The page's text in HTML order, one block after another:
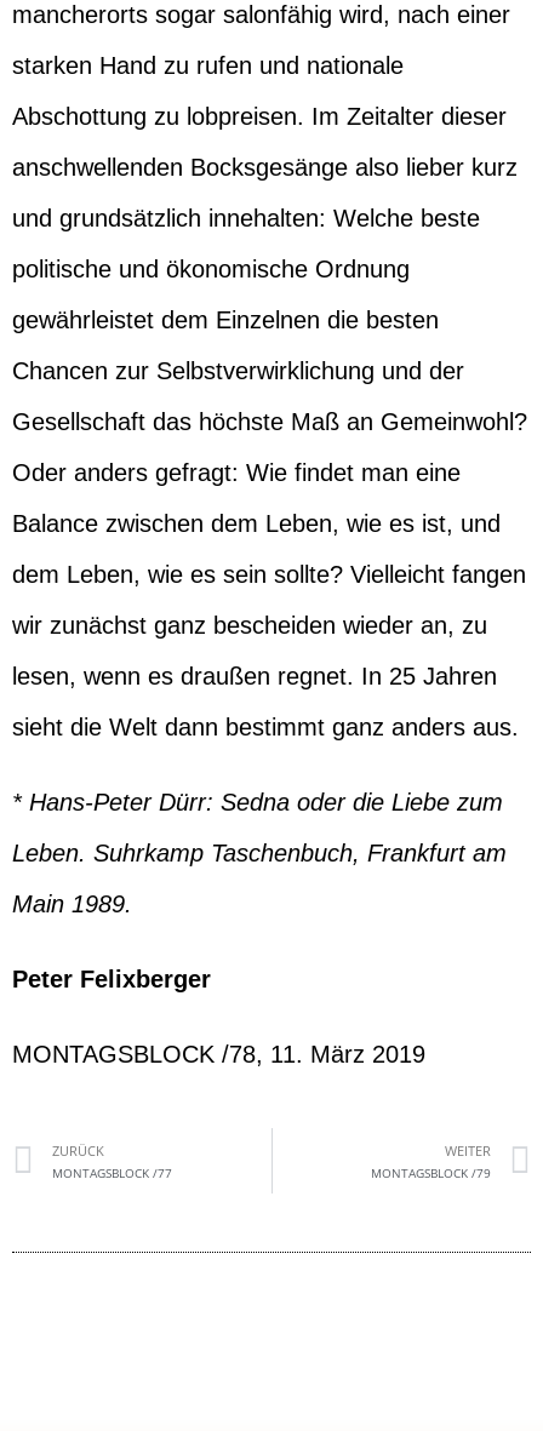
mancherorts sogar salonfähig wird, nach einer
starken Hand zu rufen und nationale
Abschottung zu lobpreisen. Im Zeitalter dieser
anschwellenden Bocksgesänge also lieber kurz
und grundsätzlich innehalten: Welche beste
politische und ökonomische Ordnung
gewährleistet dem Einzelnen die besten
Chancen zur Selbstverwirklichung und der
Gesellschaft das höchste Maß an Gemeinwohl?
Oder anders gefragt: Wie findet man eine
Balance zwischen dem Leben, wie es ist, und
dem Leben, wie es sein sollte? Vielleicht fangen
wir zunächst ganz bescheiden wieder an, zu
lesen, wenn es draußen regnet. In 25 Jahren
sieht die Welt dann bestimmt ganz anders aus.
* Hans-Peter Dürr: Sedna oder die Liebe zum
Leben. Suhrkamp Taschenbuch, Frankfurt am
Main 1989.
Peter Felixberger
MONTAGSBLOCK /78, 11. März 2019
ZURÜCK
MONTAGSBLOCK /77
WEITER
MONTAGSBLOCK /79